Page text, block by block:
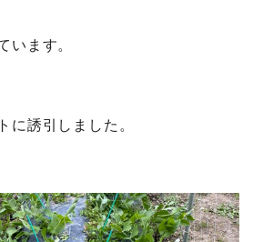
います。
に誘引しました。